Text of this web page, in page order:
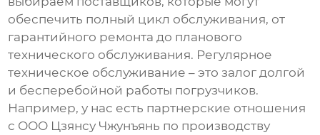
обеспечить полный цикл обслуживания, от
гарантийного ремонта до планового
технического обслуживания. Регулярное
техническое обслуживание – это залог долгой
и бесперебойной работы погрузчиков.
Например, у нас есть партнерские отношения
с ООО Цзянсу Чжунъянь по производству